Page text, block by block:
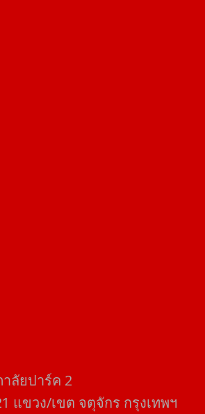
ลัยปาร์ค​ 2
แขวง/เขต​ จตุจักร​ กรุงเทพฯ